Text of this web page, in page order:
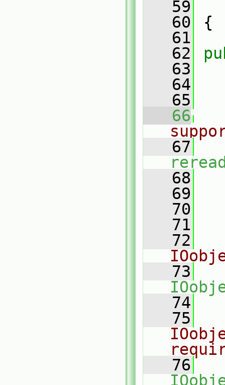
   59
   60
{
   61
   62
   63
   64
   65
   66
   67
   68
   69
   70
   71
   72
   73
   74
   75
   76